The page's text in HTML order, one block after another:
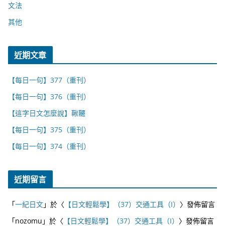
文法
其他
近期文章
【每日一句】377（重刊）
【每日一句】376（重刊）
【這字日文怎麼說】鞦韆
【每日一句】375（重刊）
【每日一句】374（重刊）
近期留言
「一紀日文」於〈 【日文輕鬆學】（37）交通工具（I） 〉發佈留言
「nozomu 」於〈 【日文輕鬆學】（37）交通工具（I） 〉發佈留言